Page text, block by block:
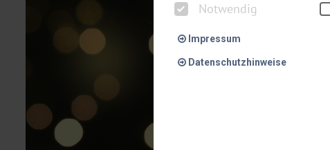
Notwendig
Impressum
Datenschutzhinweise
Diese Cookies sind für den